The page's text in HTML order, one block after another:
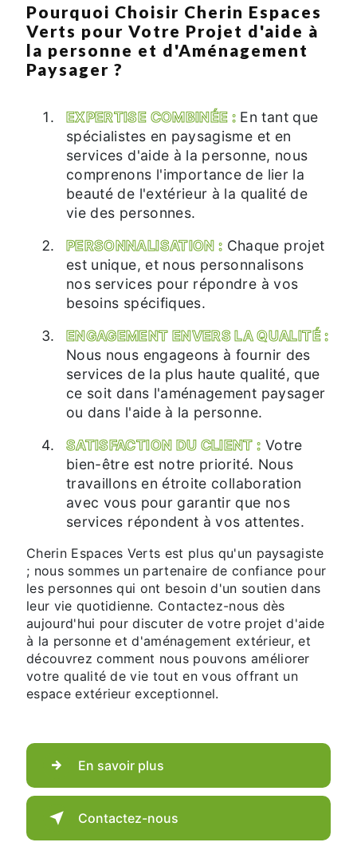
Pourquoi Choisir Cherin Espaces
Verts pour Votre Projet d'aide à
la personne et d'Aménagement
Paysager ?
EXPERTISE COMBINÉE : En tant que
spécialistes en paysagisme et en
services d'aide à la personne, nous
comprenons l'importance de lier la
beauté de l'extérieur à la qualité de
vie des personnes.
PERSONNALISATION : Chaque projet
est unique, et nous personnalisons
nos services pour répondre à vos
besoins spécifiques.
ENGAGEMENT ENVERS LA QUALITÉ :
Nous nous engageons à fournir des
services de la plus haute qualité, que
ce soit dans l'aménagement paysager
ou dans l'aide à la personne.
SATISFACTION DU CLIENT : Votre
bien-être est notre priorité. Nous
travaillons en étroite collaboration
avec vous pour garantir que nos
services répondent à vos attentes.
Cherin Espaces Verts est plus qu'un paysagiste
; nous sommes un partenaire de confiance pour
les personnes qui ont besoin d'un soutien dans
leur vie quotidienne. Contactez-nous dès
aujourd'hui pour discuter de votre projet d'aide
à la personne et d'aménagement extérieur, et
découvrez comment nous pouvons améliorer
votre qualité de vie tout en vous offrant un
espace extérieur exceptionnel.
En savoir plus
Contactez-nous